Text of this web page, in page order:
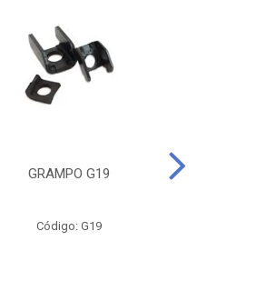
GRAMPO G19
Código: G19